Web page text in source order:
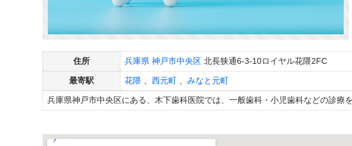
住所 兵庫県 神戸市中央区 北長狭通6-3-10ロイヤル花隈2FC
最寄駅 花隈 西元町 みなと元町
兵庫県神戸市中央区にある、木下歯科医院では、一般歯科・小児歯科などの診療